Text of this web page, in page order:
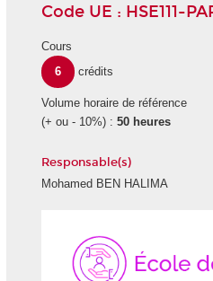
Code UE : HSE111-
Cours
6
crédits
Volume horaire de référence
(+ ou - 10%) : 50 heures
Responsable(s)
Mohamed BEN HALIMA